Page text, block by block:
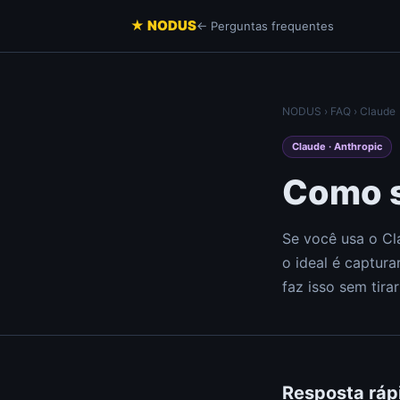
★ NODUS← Perguntas frequentes
Conversas
YT Radar
HN Radar
PH Radar
Product
navegador
NODUS › FAQ › Claude
Claude · Anthropic
Como
Se você usa o
o ideal é
faz isso sem
Resposta